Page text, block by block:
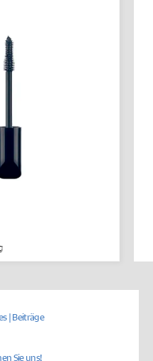
| Beiträge
Sie uns!